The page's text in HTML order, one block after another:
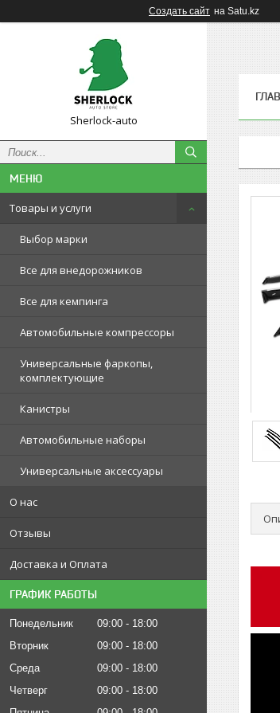
Создать сайт на Satu.kz
Sherlock-auto
Товары и услуги
Выбор марки
Все для внедорожников
Все для кемпинга
Автомобильные компрессоры
Универсальные фаркопы,
комплектующие
Канистры
Автомобильные наборы
Универсальные аксессуары
О нас
Отзывы
Доставка и Оплата
ГРАФИК РАБОТЫ
Понедельник 09:00
18:00
Вторник
09:00
18:00
Среда
09:00
18:00
Четверг
09:00
18:00